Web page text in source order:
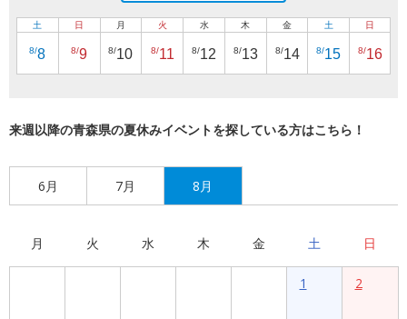
土
8/8
日
8/9
月
8/10
火
8/11
水
8/12
木
8/13
金
8/14
土
8/15
日
8/16
来週以降の青森県の夏休みイベントを探している方はこちら！
6月 7月 8月
月 火 水 木 金 土 日
1 2